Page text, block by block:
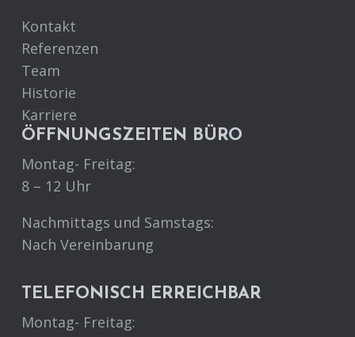
Kontakt
Referenzen
Team
Historie
Karriere
ÖFFNUNGSZEITEN BÜRO
Montag- Freitag:
8 – 12 Uhr
Nachmittags und Samstags:
Nach Vereinbarung
TELEFONISCH ERREICHBAR
Montag- Freitag: